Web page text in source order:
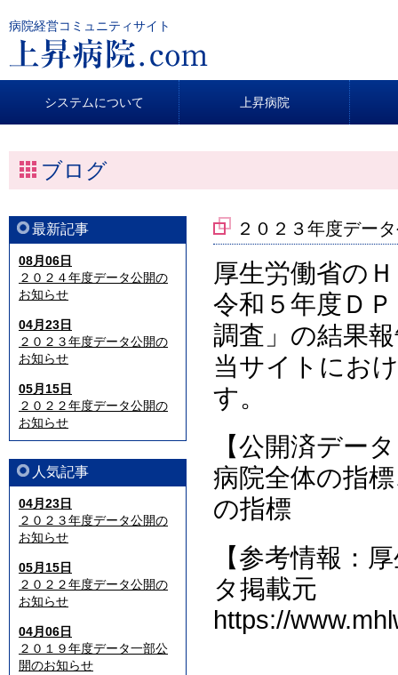
病院経営コミュニティサイト
システムについて 上昇病院
ブログ
最新記事
08月06日
２０２４年度データ公開の
お知らせ
04月23日
２０２３年度データ公開の
お知らせ
05月15日
２０２２年度データ公開の
お知らせ
人気記事
04月23日
２０２３年度データ公開の
お知らせ
05月15日
２０２２年度データ公開の
お知らせ
04月06日
２０１９年度データ一部公
開のお知らせ
２０２３年度デー
厚生労働省の
令和５年度Ｄ
調査」の結果
当サイトにお
す。
【公開済デー
病院全体の指
の指標
【参考情報：
タ掲載元
https://